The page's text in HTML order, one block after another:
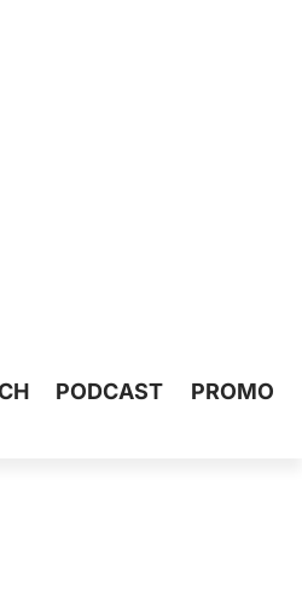
PODCAST
PROMO